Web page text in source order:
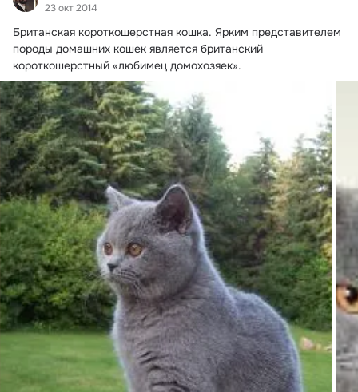
23 окт 2014
Британская короткошерстная кошка. Ярким представителем
породы домашних кошек является британский
короткошерстный «любимец домохозяек».